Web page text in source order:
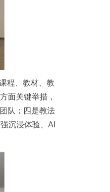
程、教材、教
面关键举措，
队；四是教法
沉浸体验、AI